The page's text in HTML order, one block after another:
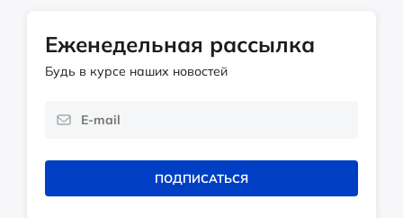
Еженедельная рассылка
Будь в курсе наших новостей
ПОДПИСАТЬСЯ